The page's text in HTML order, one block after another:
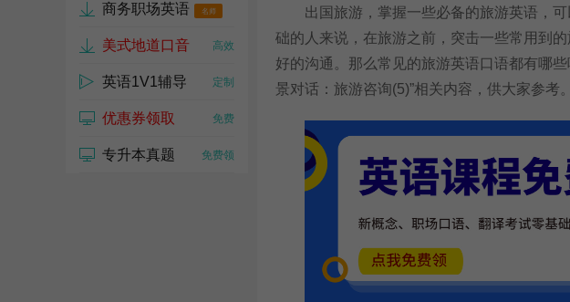
商务职场英语 名师
美式地道口音 高效
英语1V1辅导 定制
优惠券领取 免费
专升本真题 免费领
出国旅游，掌握一些必备的旅游英语，可
础的人来说，在旅游之前，突击一些常用到
好的沟通。那么常见的旅游英语口语都有哪
景对话：旅游咨询(5)”相关内容，供大家参考。